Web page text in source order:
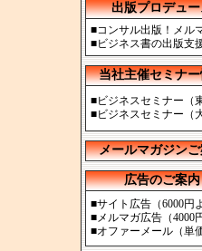
出版プロデュ
■コンサル出版！メル
■ビジネス書の出版支
当社主催セミナ
■ビジネスセミナー（
■ビジネスセミナー（
メールマガジン
広告のご案内
■サイト広告（6000円
■メルマガ広告（4000
■オファーメール（単